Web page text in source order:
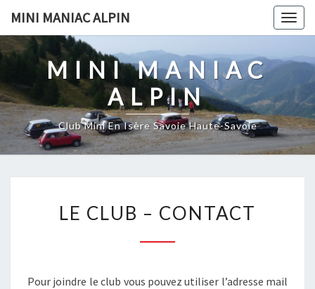
content
MINI MANIAC ALPIN
MINI MANIAC
ALPIN
Club Mini En Isère Savoie Haute-Savoie
CLUB
LE CLUB – CONTACT
Pour joindre le club vous pouvez utiliser l’adresse mail